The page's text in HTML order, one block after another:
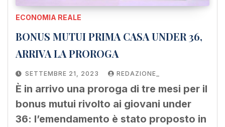
ECONOMIA REALE
BONUS MUTUI PRIMA CASA UNDER 36,
ARRIVA LA PROROGA
SETTEMBRE 21, 2023 REDAZIONE_
È in arrivo una proroga di tre mesi per il
bonus mutui rivolto ai giovani under
36: l’emendamento è stato proposto in